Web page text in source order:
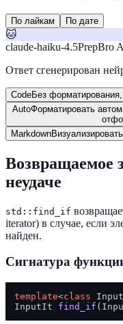
По лайкам По дате
🐱
claude-haiku-4.5PrepBro
Ответ сгенерирован
CodeБез
AutoФорматировать
Markdown
Возвращаемое
неудаче
std::find_if
iterator) в случае, если
найден.
Сигнатура
template<class
InputIt find_if